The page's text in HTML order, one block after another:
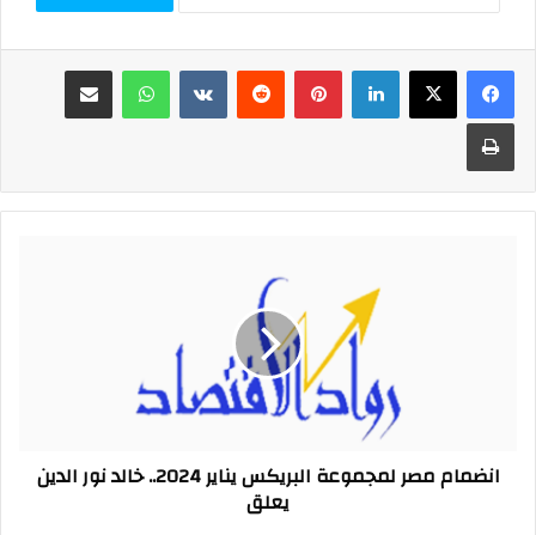
فيسبوك‫X لينكدإن بينتيريست واتساب مشاركة عبر البريد
طباعة
يعلق
انضمام مصر لمجموعة البريكس يناير 2024.. خالد نور الدين
يعلق